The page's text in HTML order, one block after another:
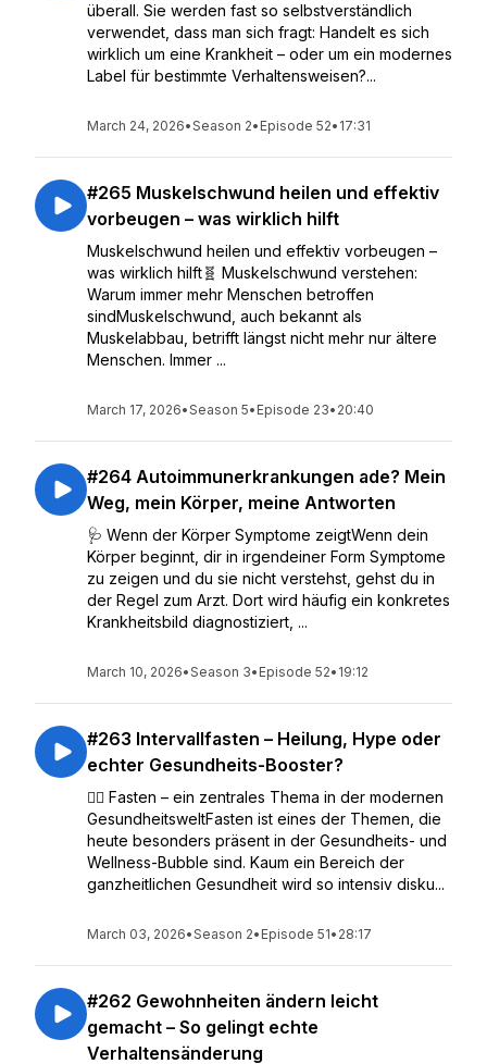
überall. Sie werden fast so selbstverständlich
verwendet, dass man sich fragt: Handelt es sich
wirklich um eine Krankheit – oder um ein modernes
Label für bestimmte Verhaltensweisen?...
March 24, 2026•Season 2• Episode 52• 17:31
#265 Muskelschwund heilen und effektiv
vorbeugen – was wirklich hilft
Muskelschwund heilen und effektiv vorbeugen –
was wirklich hilft🧬 Muskelschwund verstehen:
Warum immer mehr Menschen betroffen
sindMuskelschwund, auch bekannt als
Muskelabbau, betrifft längst nicht mehr nur ältere
Menschen. Immer ...
March 17, 2026•Season 5• Episode 23• 20:40
#264 Autoimmunerkrankungen ade? Mein
Weg, mein Körper, meine Antworten
🩺 Wenn der Körper Symptome zeigtWenn dein
Körper beginnt, dir in irgendeiner Form Symptome
zu zeigen und du sie nicht verstehst, gehst du in
der Regel zum Arzt. Dort wird häufig ein konkretes
Krankheitsbild diagnostiziert, ...
March 10, 2026•Season 3• Episode 52• 19:12
#263 Intervallfasten – Heilung, Hype oder
echter Gesundheits-Booster?
🧘‍♀️ Fasten – ein zentrales Thema in der modernen
GesundheitsweltFasten ist eines der Themen, die
heute besonders präsent in der Gesundheits- und
Wellness-Bubble sind. Kaum ein Bereich der
ganzheitlichen Gesundheit wird so intensiv disku...
March 03, 2026•Season 2• Episode 51• 28:17
#262 Gewohnheiten ändern leicht
gemacht – So gelingt echte
Verhaltensänderung